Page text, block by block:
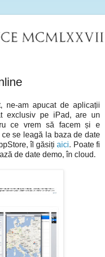
ne-am apucat de aplicații
exclusiv pe iPad, are un
ce vrem să facem și e
se leagă la baza de date
îl găsițiaici. Poate fi
de date demo, în cloud.